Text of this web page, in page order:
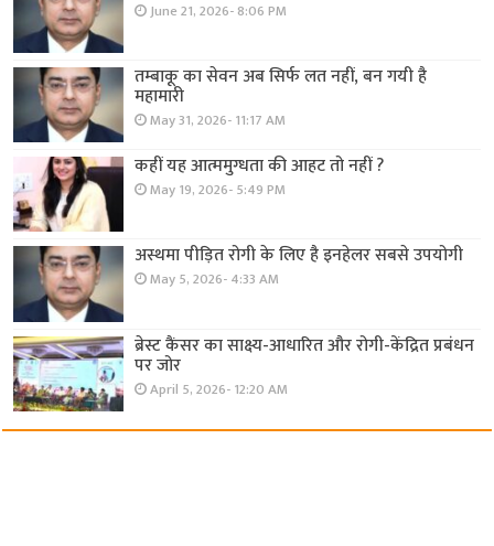
June 21, 2026- 8:06 PM
तम्बाकू का सेवन अब सिर्फ लत नहीं, बन गयी है
महामारी
May 31, 2026- 11:17 AM
कहीं यह आत्ममुग्धता की आहट तो नहीं ?
May 19, 2026- 5:49 PM
अस्थमा पीड़ित रोगी के लिए है इनहेलर सबसे उपयोगी
May 5, 2026- 4:33 AM
ब्रेस्ट कैंसर का साक्ष्य-आधारित और रोगी-केंद्रित प्रबंधन
पर जोर
April 5, 2026- 12:20 AM